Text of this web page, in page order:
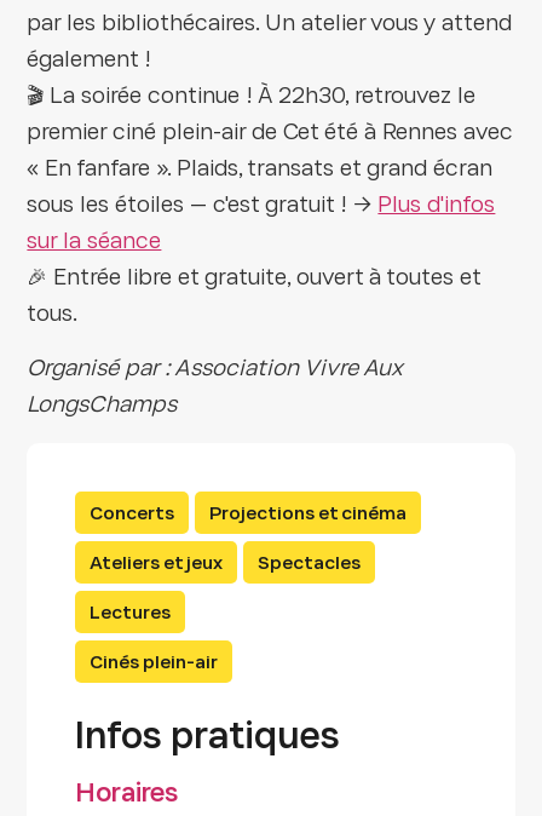
par les bibliothécaires. Un atelier vous y attend
également !
🎬 La soirée continue ! À 22h30, retrouvez le
premier ciné plein-air de Cet été à Rennes avec
« En fanfare ». Plaids, transats et grand écran
sous les étoiles — c'est gratuit ! → Plus d'infos
sur la séance
🎉 Entrée libre et gratuite, ouvert à toutes et
tous.
Organisé par : Association Vivre Aux
LongsChamps
Concerts Projections et cinéma
Ateliers et jeux Spectacles
Lectures
Cinés plein-air
Infos pratiques
Horaires